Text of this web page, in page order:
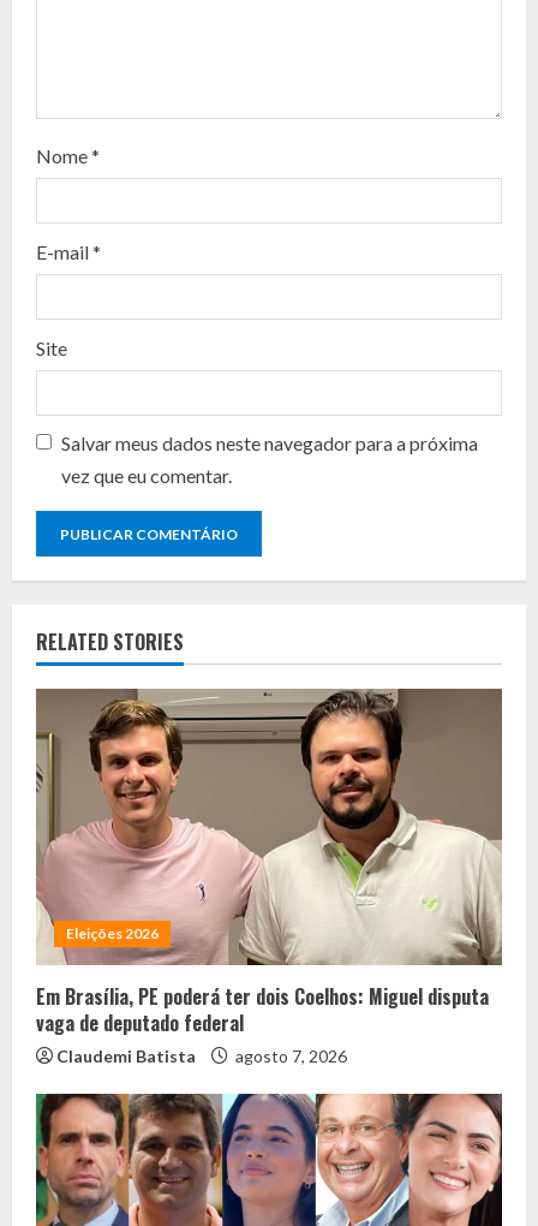
a
d
n
g
Nome*
E-mail*
Site
Salvar meus dados neste navegador para a próxima
vez que eu comentar.
RELATED STORIES
Eleições 2026
Em Brasília, PE poderá ter dois Coelhos: Miguel disputa
vaga de deputado federal
Claudemi Batista agosto 7, 2026